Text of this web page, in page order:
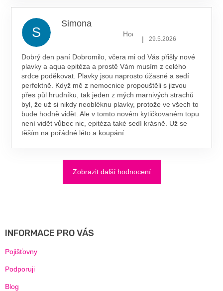
S
Simona
Hodnocení obchodu je 5 z 5
| 29.5.2026
Dobrý den paní Dobromilo, včera mi od Vás přišly nové
plavky a aqua epitéza a prostě Vám musím z celého
srdce poděkovat. Plavky jsou naprosto úžasné a sedí
perfektně. Když mě z nemocnice propouštěli s jizvou
přes půl hrudníku, tak jeden z mých marnivých strachů
byl, že už si nikdy neobléknu plavky, protože ve všech to
bude hodně vidět. Ale v tomto novém kytičkovaném topu
není vidět vůbec nic, epitéza také sedí krásně. Už se
těším na pořádné léto a koupání.
Zobrazit další hodnocení
INFORMACE PRO VÁS
Pojišťovny
Podporuji
Blog